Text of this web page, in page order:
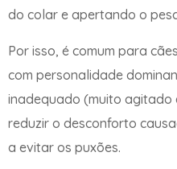
do colar e apertando o
Por isso, é comum para
com personalidade
inadequado (muito agitado
reduzir o desconforto
a evitar os puxões.